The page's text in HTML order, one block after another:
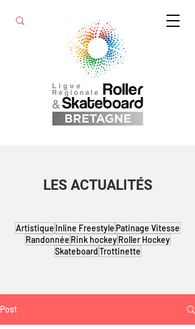
LES ACTUALITÉS
Artistique Inline Freestyle Patinage Vitesse
Randonnée Rink hockey Roller Hockey
SkateboardTrottinette
Post